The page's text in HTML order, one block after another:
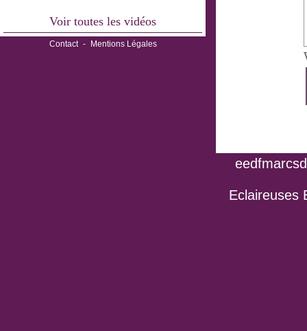
Voir toutes les vidéos
Contact - Mentions Légales
Eclaireuses